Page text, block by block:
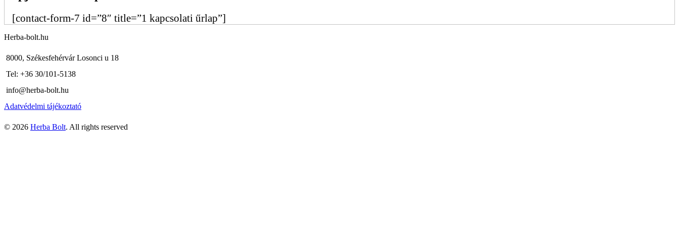
[contact-form-7 id=”8″ title=”1 kapcsolati űrlap”]
Herba-bolt.hu
8000, Székesfehérvár Losonci u 18
Tel: +36 30/101-5138
info@herba-bolt.hu
Adatvédelmi tájékoztató
© 2026 Herba Bolt. All rights reserved